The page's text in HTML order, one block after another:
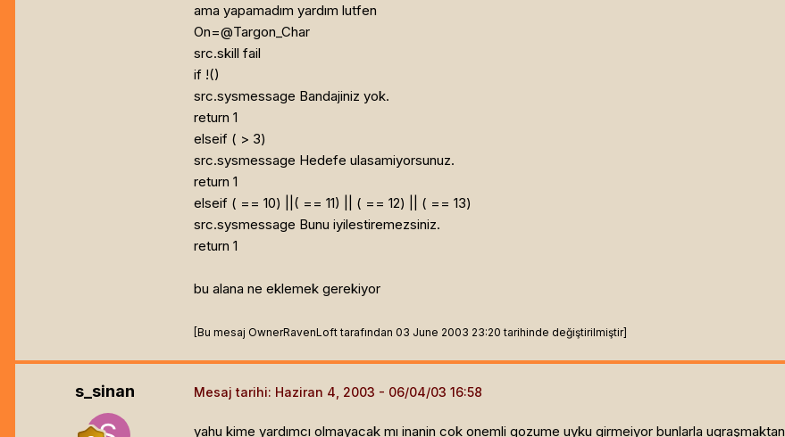
ama yapamadım yardım lutfen
On=@Targon_Char
src.skill fail
if !()
src.sysmessage Bandajiniz yok.
return 1
elseif ( > 3)
src.sysmessage Hedefe ulasamiyorsunuz.
return 1
elseif ( == 10) ||( == 11) || ( == 12) || ( == 13)
src.sysmessage Bunu iyilestiremezsiniz.
return 1
bu alana ne eklemek gerekiyor
[Bu mesaj OwnerRavenLoft tarafından 03 June 2003 23:20 tarihinde değiştirilmiştir]
s_sinan Mesaj tarihi: Haziran 4, 2003
yahu kime yardımcı olmayacak mı inanin cok onemli gozume uyku girmeiyor bunlarla ugraşmaktan